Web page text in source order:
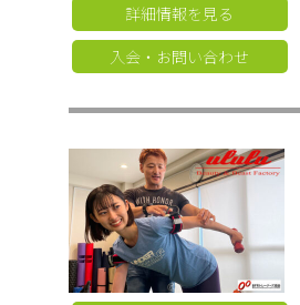
詳細情報を見る
入会・お問い合わせ